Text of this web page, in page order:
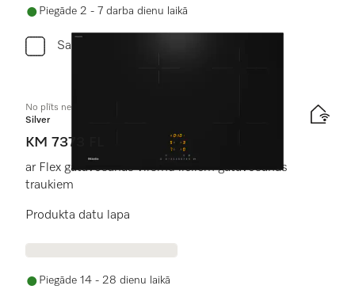
Piegāde 2 - 7 darba dienu laikā
Salīdzini
No plīts neatk. indukcijas plīts virsma
Silver
KM 7373 FL
ar Flex gatavošanas virsmu lieliem gatavošanas
traukiem
Produkta datu lapa
Piegāde 14 - 28 dienu laikā